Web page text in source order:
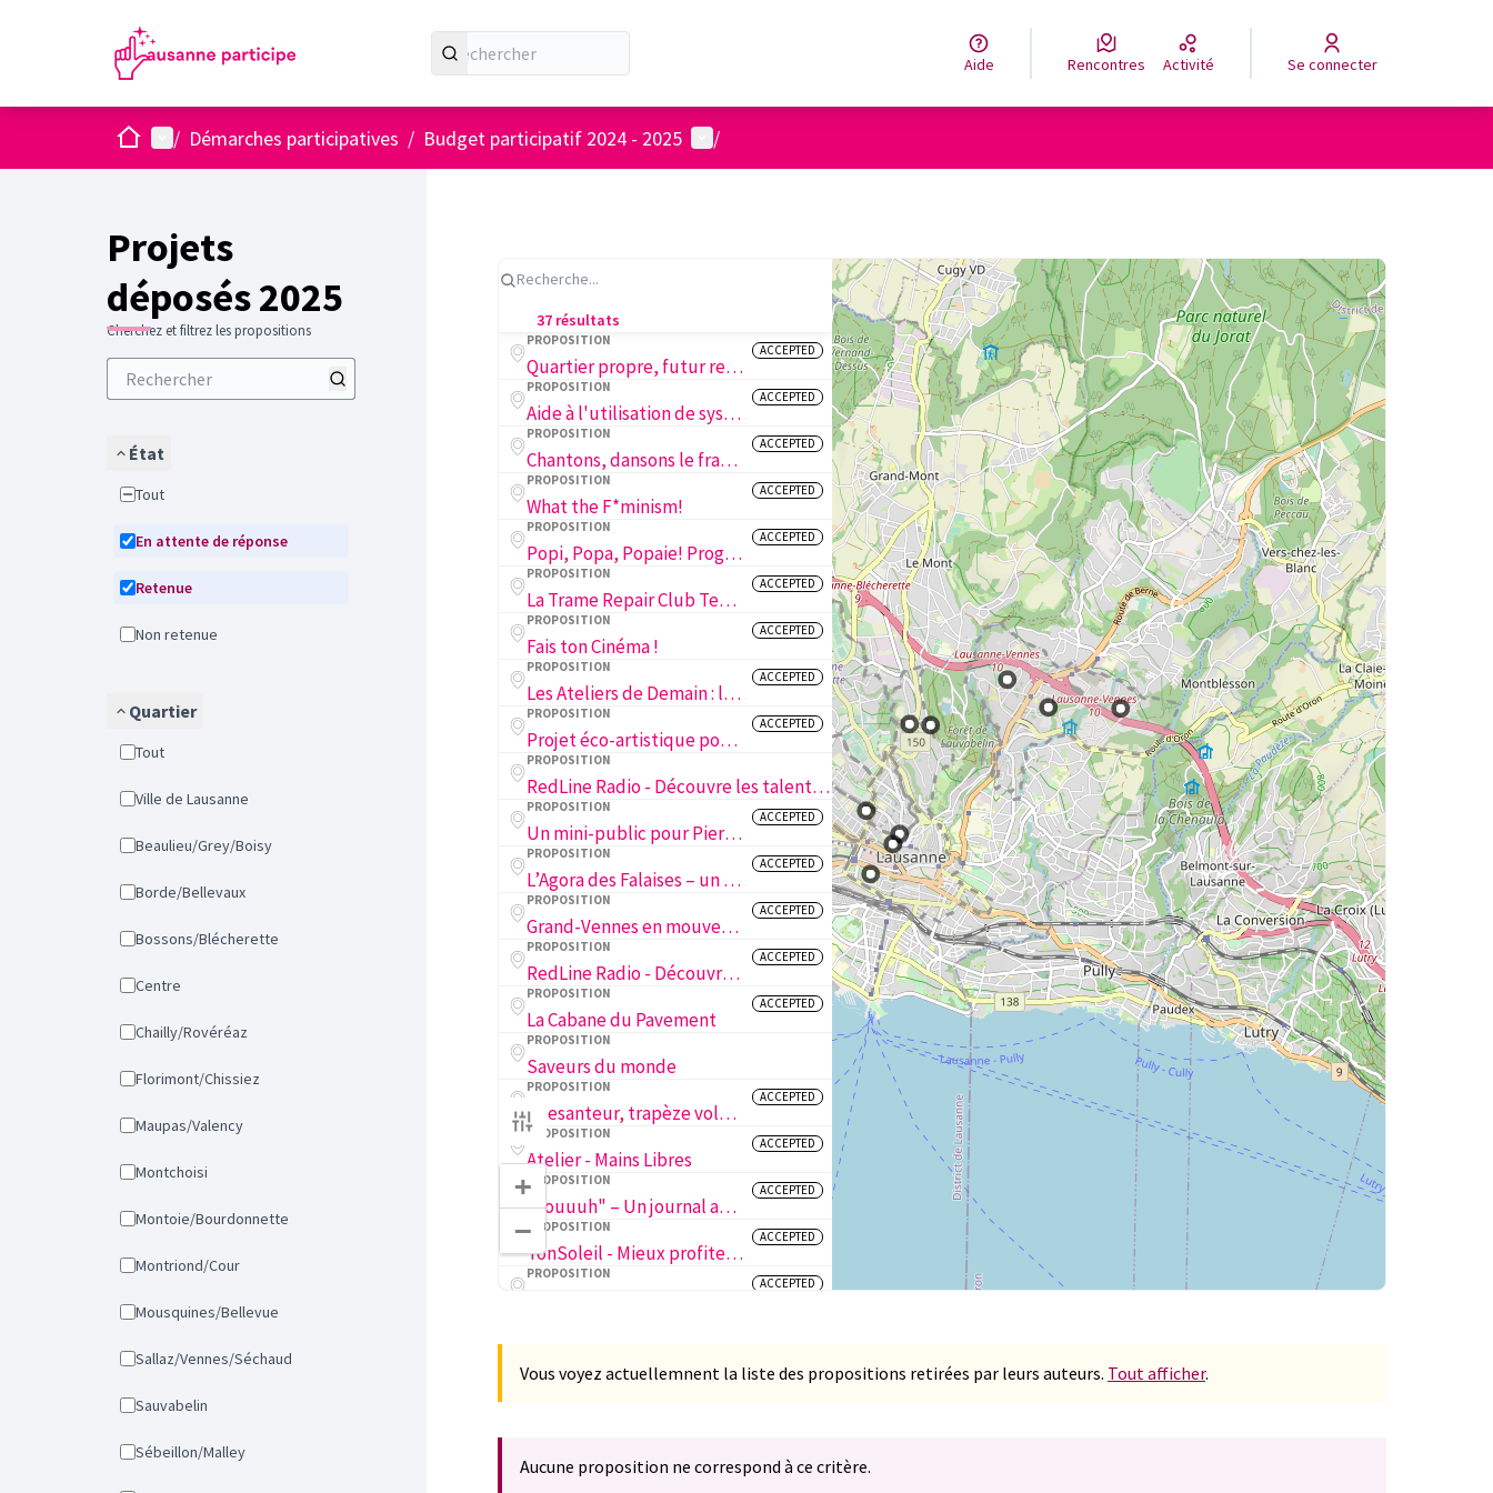
Aide Rencontres Activité Se connecter
AccueilMenu principal
/ Démarches participatives / Budget participatif 2024 - 2025 Menu utilisateur
/
Projets
déposés 2025
Cherchez et filtrez les propositions
État
Tout
En attente de réponse
Retenue
Non retenue
Quartier
Tout
Ville de Lausanne
Beaulieu/Grey/Boisy
Borde/Bellevaux
Bossons/Blécherette
Centre
Chailly/Rovéréaz
Florimont/Chissiez
Maupas/Valency
Montchoisi
Montoie/Bourdonnette
Montriond/Cour
Mousquines/Bellevue
Sallaz/Vennes/Séchaud
Sauvabelin
Sébeillon/Malley
37 résultats
PROPOSITION
Quartier propre, futur responsable
ACCEPTED
PROPOSITION
Aide à l'utilisation de système Linux
ACCEPTED
PROPOSITION
Chantons, dansons le français
ACCEPTED
PROPOSITION
What the F*minism!
ACCEPTED
PROPOSITION
Popi, Popa, Popaie! Programme d’ouverture à la participation des aînés aux institutions pour l’enfance.
ACCEPTED
PROPOSITION
La Trame Repair Club Textile, rendez-vous de réparation textile gratuite.
ACCEPTED
PROPOSITION
Fais ton Cinéma !
ACCEPTED
PROPOSITION
Les Ateliers de Demain : la jeunesse en action !
ACCEPTED
PROPOSITION
Projet éco-artistique pour les enfants & les jeunes de Bellevaux
ACCEPTED
PROPOSITION
RedLine Radio - Découvre les talents de ta région
PROPOSITION
Un mini-public pour Pierrefleur
ACCEPTED
PROPOSITION
L’Agora des Falaises – un espace de vie et d’échange
ACCEPTED
PROPOSITION
Grand-Vennes en mouvement
ACCEPTED
PROPOSITION
RedLine Radio - Découvre les talents de ta région
ACCEPTED
PROPOSITION
La Cabane du Pavement
ACCEPTED
PROPOSITION
Saveurs du monde
PROPOSITION
Apesanteur, trapèze volant pour tous.tes
ACCEPTED
PROPOSITION
Atelier - Mains Libres
ACCEPTED
PROPOSITION
"Aouuuh" – Un journal aux Plaines-du-Loup
ACCEPTED
PROPOSITION
TonSoleil - Mieux profiter des moments en plein air !
ACCEPTED
PROPOSITION
ACCEPTED
PROPOSITION
ACCEPTED
+
−
Vous voyez actuellemnent la liste des propositions retirées par leurs auteurs. Tout afficher.
Aucune proposition ne correspond à ce critère.